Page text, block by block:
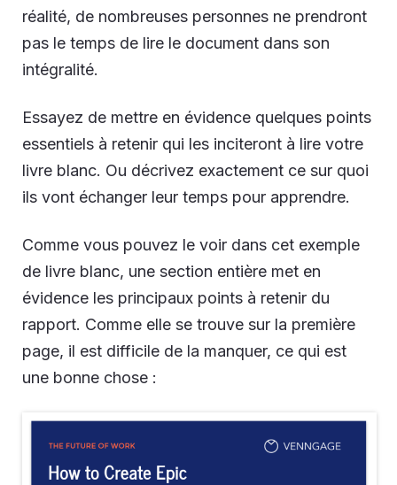
réalité, de nombreuses personnes ne prendront
pas le temps de lire le document dans son
intégralité.
Essayez de mettre en évidence quelques points
essentiels à retenir qui les inciteront à lire votre
livre blanc. Ou décrivez exactement ce sur quoi
ils vont échanger leur temps pour apprendre.
Comme vous pouvez le voir dans cet exemple
de livre blanc, une section entière met en
évidence les principaux points à retenir du
rapport. Comme elle se trouve sur la première
page, il est difficile de la manquer, ce qui est
une bonne chose :